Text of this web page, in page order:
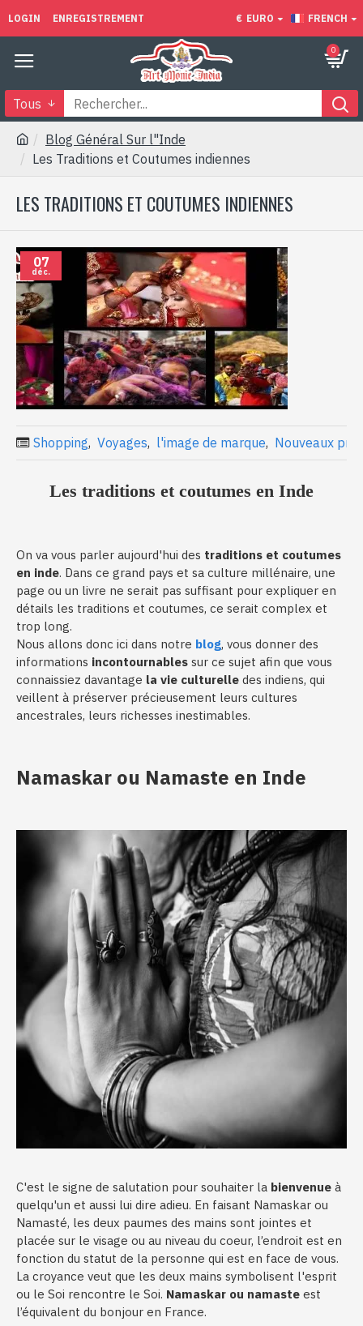
LOGIN ENREGISTREMENT € EURO FRENCH
0
Tous
Blog Général Sur l"Inde
Les Traditions et Coutumes indiennes
LES TRADITIONS ET COUTUMES INDIENNES
07
déc.
Shopping, Voyages, l'image de marque, Nouveaux
Les traditions et coutumes en Inde
On va vous parler aujourd'hui des traditions et coutumes
en inde. Dans ce grand pays et sa culture millénaire, une
page ou un livre ne serait pas suffisant pour expliquer en
détails les traditions et coutumes, ce serait complex et
trop long.
Nous allons donc ici dans notre blog, vous donner des
informations incontournables sur ce sujet afin que vous
connaissiez davantage la vie culturelle des indiens, qui
veillent à préserver précieusement leurs cultures
ancestrales, leurs richesses inestimables.
Namaskar ou Namaste en Inde
C'est le signe de salutation pour souhaiter la bienvenue à
quelqu'un et aussi lui dire adieu. En faisant Namaskar ou
Namasté, les deux paumes des mains sont jointes et
placée sur le visage ou au niveau du coeur, l’endroit est en
fonction du statut de la personne qui est en face de vous.
La croyance veut que les deux mains symbolisent l'esprit
ou le Soi rencontre le Soi. Namaskar ou namaste est
l’équivalent du bonjour en France.